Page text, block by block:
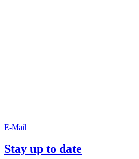
E-Mail
Stay up to date